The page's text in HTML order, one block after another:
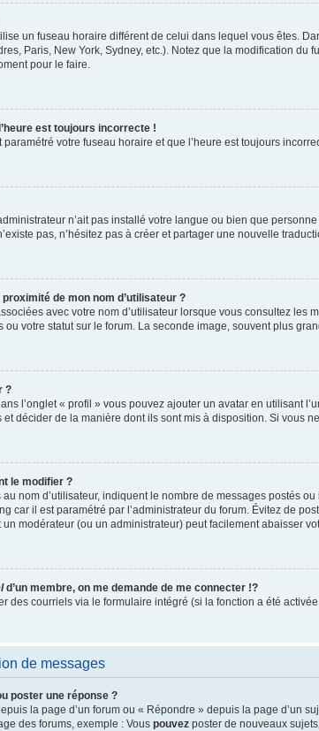
un fuseau horaire différent de celui dans lequel vous êtes.
Paris, New York, Sydney, etc.). Notez que la modification
pour le faire.
est toujours incorrecte !
paramétré votre fuseau horaire et que l’heure est toujours
n’ait pas installé votre langue ou bien que
pas, n’hésitez pas à créer et partager une nouvelle
de mon nom d’utilisateur ?
avec votre nom d’utilisateur lorsque vous consultez les
votre statut sur le forum. La seconde image, souvent plus
?
l’onglet « profil » vous pouvez ajouter un avatar en utilisant
décider de la manière dont ils sont mis à disposition. Si vous
le modifier ?
nom d’utilisateur, indiquent le nombre de messages postés
car il est paramétré par l’administrateur du forum. Évitez de
modérateur (ou un administrateur) peut facilement abaisser
d’un membre, on me demande de me connecter !?
des courriels via le formulaire intégré (si la fonction a été
de messages
poster une réponse ?
la page d’un forum ou « Répondre » depuis la page d’un
des forums, exemple : Vous pouvez poster de nouveaux